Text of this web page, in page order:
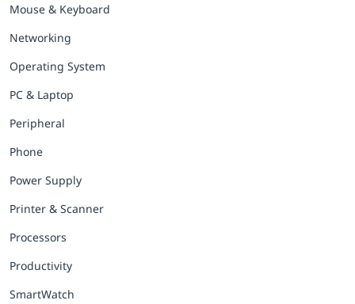
Mouse & Keyboard
Networking
Operating System
PC & Laptop
Peripheral
Phone
Power Supply
Printer & Scanner
Processors
Productivity
SmartWatch